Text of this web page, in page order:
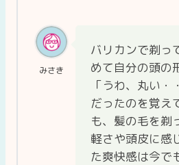
みさき
バリカンで剃っ
めて自分の頭の
「うわ、丸い
だったのを覚え
も、髪の毛を剃
軽さや頭皮に感
た爽快感は今で